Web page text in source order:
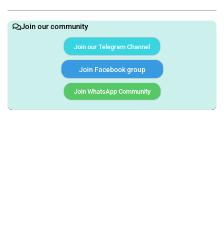
Join our community
Join our Telegram Channel
Join Facebook group
Join WhatsApp Community